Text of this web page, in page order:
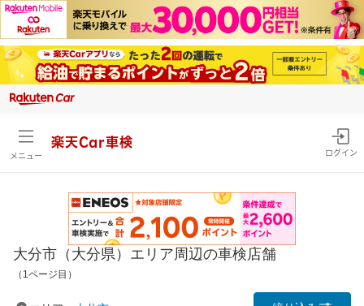
メニュー
楽天Car車検
ログイン
大分市（大分県）エリア周辺の車検店舗
（1ページ目）